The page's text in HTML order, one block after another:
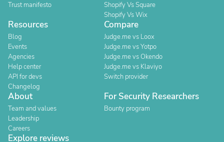
Trust manifesto
Shopify Vs Square
Shopify Vs Wix
Resources
Blog
Events
Agencies
Help center
API for devs
Changelog
Compare
Judge.me vs Loox
Judge.me vs Yotpo
Judge.me vs Okendo
Judge.me vs Klaviyo
Switch provider
About
Team and values
Leadership
Careers
For Security Researchers
Bounty program
Explore reviews